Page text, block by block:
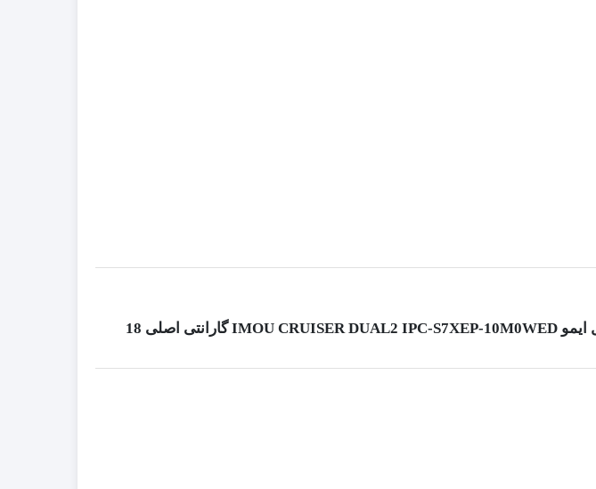
اولین نفری باشید که دیدگاهی را ارسال می کنید برای “دوربین وایرلس 10 مگاپیکسل ایمو IMOU CRUISER DUAL2 IPC-S7XEP-10M0WED گارانتی اصلی 18